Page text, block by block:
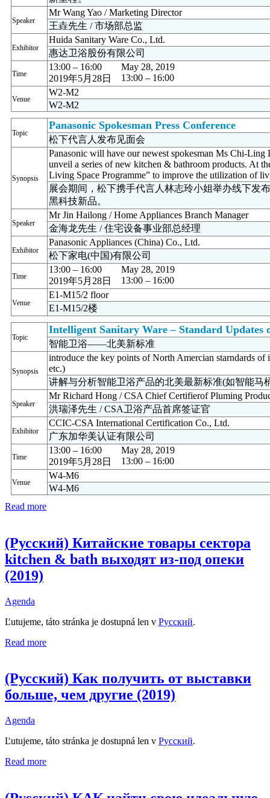
Speaker
Mr Wang Yao / Marketing Director
王垚先生 / 市场部总监
Exhibitor
Huida Sanitary Ware Co., Ltd.
惠达卫浴股份有限公司
Time
13:00 – 16:00
May 28, 2019
2019年5月28日
13:00 – 16:00
Venue
W2-M2
W2-M2
Topic
Panasonic Spokesman Press Conference
松下代言人发布见面会
Synopsis
Panasonic will have our newest spokesman Ms Chi-
unveil a series of new kitchen & bathroom products. At
Living Space Programme” to improve the utilization of
展会期间，松下携手代言人林志玲小姐举办线下发
黑科技新品。
Speaker
Mr Jin Hailong / Home Appliances Branch Manager
金海龙先生 / 住宅设备事业部总经理
Exhibitor
Panasonic Appliances (China) Co., Ltd.
松下家电(中国)有限公司
Time
13:00 – 16:00
May 28, 2019
2019年5月28日
13:00 – 16:00
Venue
E1-M15/2 floor
E1-M15/2楼
Topic
Intelligent Sanitary Ware – Standard Updates
智能卫浴——北美新标准
Synopsis
introduce the key points of North Amercian starndards
etc.)
讲解与分析智能卫浴产品的北美最新标准(如智能马
Speaker
Mr Richard Hong / CSA Chief Certifierof Pluming
洪瑞泽先生 / CSA卫浴产品首席签证官
Exhibitor
CCIC-CSA International Certification Co., Ltd.
广东加华美认证有限公司
Time
13:00 – 16:00
May 28, 2019
2019年5月28日
13:00 – 16:00
Venue
W4-M6
W4-M6
Read more
(Русский) Китайские товары сектора
kitchen & bath выходят из-под опеки
(2019)
Agenda
Ľutujeme, táto stránka je dostupná len v Русский.
Read more
(Русский) Как получить от выставки
больше, чем другие (2019)
Agenda
Ľutujeme, táto stránka je dostupná len v Русский.
Read more